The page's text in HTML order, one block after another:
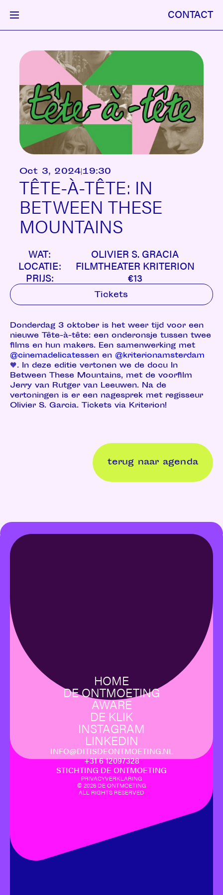
CONTACT
Oct 3, 2024|19:30
TÊTE-À-TÊTE: IN
BETWEEN THESE
MOUNTAINS
WAT:
OLIVIER S. GRACIA
LOCATIE:
FILMTHEATER KRITERION
PRIJS:
€13
Tickets
Donderdag 3 oktober is het weer tijd voor een
nieuwe Tête-à-tête: een onderonsje tussen twee
films en hun makers. Een samenwerking met
@cinemadelicatessen en @kriterionamsterdam
🧡. In deze editie vertonen we de docu In
Between These Mountains, met de voorfilm
Jerry van Rutger van Leeuwen. Na de
vertoningen is er een nagesprek met regisseur
Olivier S. Garcia. Tickets via Kriterion!
terug naar agenda
HOME
DE ONTMOETING
AWARE
DE KLIK
INSTAGRAM
LINKEDIN
INFO@DITISDEONTMOETING.NL
‪+31 6 12097328‬
STICHTING DE ONTMOETING
PRIVACYVERKLARING
© 2026DE ONTMOETING
ALL RIGHTS RESERVED